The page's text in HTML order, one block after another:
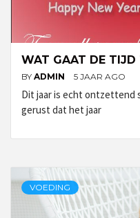
WAT GAAT DE TIJD
BY ADMIN 5 JAAR AGO
Dit jaar is echt ontzettend
gerust dat het jaar
VOEDING